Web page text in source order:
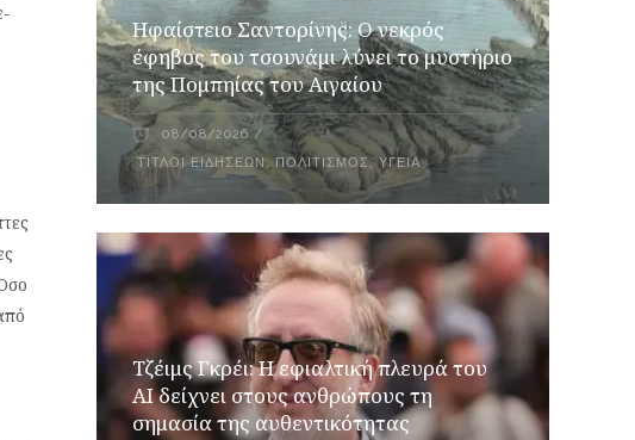
Ηφαίστειο Σαντορίνης: Ο νεκρός
έφηβος του τσουνάμι λύνει το μυστήριο
της Πομπηίας του Αιγαίου
08/08/2026
ΤΊΤΛΟΙ ΕΙΔΉΣΕΩΝ,ΠΟΛΙΤΙΣΜΌΣ,ΥΓΕΊΑ
Τζέιμς Γκρέι: H εφιαλτική πλευρά του
ΑI δείχνει στους ανθρώπους τη
σημασία της αυθεντικότητας